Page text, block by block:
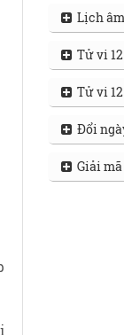
Lịch
Tử vi 12
Tử vi 12
Đổi
Giải mã